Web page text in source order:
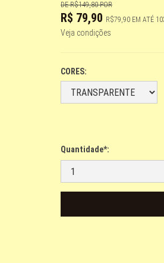
DER$149,80POR
R$ 79,90 R$79,90 EM ATÉ
Veja condições
CORES:
Quantidade*: